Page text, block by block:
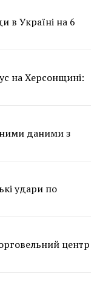
в Україні на 6
на Херсонщині:
даними з
удари по
центр